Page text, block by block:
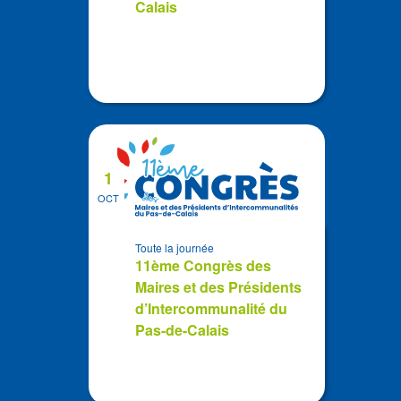
Calais
OCT
1
11ème Congrès des
Maires et des Présidents
d’Intercommunalité du
Pas-de-Calais
Toute la journée